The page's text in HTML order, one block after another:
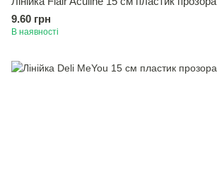
9.60 грн
В наявності